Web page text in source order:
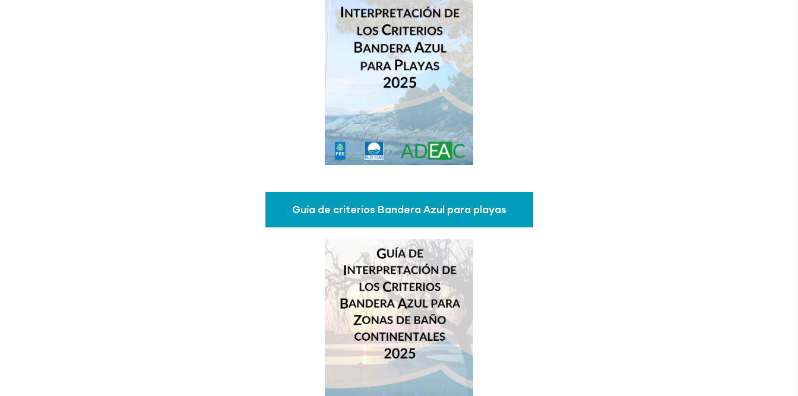
Guía de criterios Bandera Azul para playas